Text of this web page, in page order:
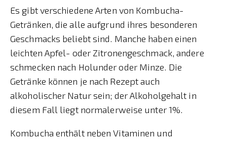
Es gibt verschiedene Arten von Kombucha-
Getränken, die alle aufgrund ihres besonderen
Geschmacks beliebt sind. Manche haben einen
leichten Apfel- oder Zitronengeschmack, andere
schmecken nach Holunder oder Minze. Die
Getränke können je nach Rezept auch
alkoholischer Natur sein; der Alkoholgehalt in
diesem Fall liegt normalerweise unter 1%.
Kombucha enthält neben Vitaminen und